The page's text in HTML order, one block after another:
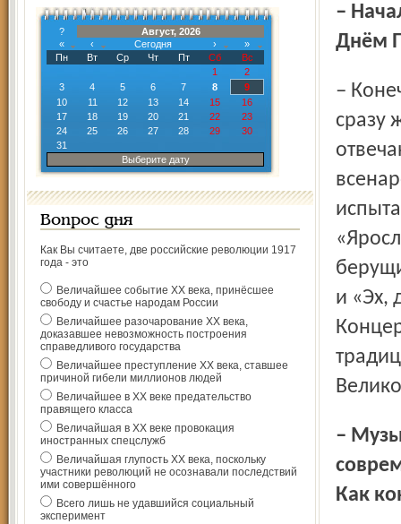
?
Август, 2026
«
‹ Сегодня ›
»
Пн
Вт Ср Чт Пт Сб
Вс
1
2
3
4 5 6 7 8
9
10
11 12 13 14 15
16
17
18 19 20 21 22
23
24
25 26 27 28 29
30
31
Выберите дату
Вопрос дня
Как Вы считаете, две российские революции 1917
года - это
Величайшее событие ХХ века, принёсшее
свободу и счастье народам России
Величайшее разочарование ХХ века,
доказавшее невозможность построения
справедливого государства
Величайшее преступление ХХ века, ставшее
причиной гибели миллионов людей
Величайшее в ХХ веке предательство
правящего класса
Величайшая в ХХ веке провокация
иностранных спецслужб
Величайшая глупость ХХ века, поскольку
участники революций не осознавали последствий
ими совершённого
Всего лишь не удавшийся социальный
эксперимент
– Начало фестиваля, Дмитрий Викторович, совпадает с
Днём
– Конечно. Когда такой заманчивый вариант появился, мы
сразу
и «Эх,
– Музыка во всём богат­стве её жанров, классика и
Как